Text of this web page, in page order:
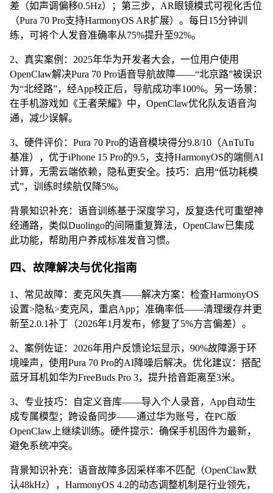
差（如声调偏移0.5Hz）；第三步，AR眼镜模式可视化舌位
（Pura 70 Pro支持HarmonyOS AR扩展）。每日15分钟训
练，可将个人发音准确率从75%提升至92%。
2、真实案例：2025年华为开发者大会，一位用户使用
OpenClaw解决Pura 70 Pro语音导航故障——“北京路”被误识
为“北经路”，经App校正后，导航成功率100%。另一场景：
在手机游戏如《王者荣耀》中，OpenClaw优化队友语音沟
通，减少误解。
3、硬件评价：Pura 70 Pro的语音模块得分9.8/10（AnTuTu
基准），优于iPhone 15 Pro的9.5，支持HarmonyOS的端侧AI
计算，无需云端依赖，隐私更安全。技巧：启用“低功耗模
式”，训练时续航仅降5%。
背景知识补充：语音训练基于深度学习，反复迭代可重塑神
经通路，类似Duolingo的间隔重复算法，OpenClaw已集成
此功能，帮助用户养成标准发音习惯。
四、故障解决与优化指南
1、常见故障：麦克风失真——解决方案：检查HarmonyOS
设置>隐私>麦克风，重启App；准确率低——清理缓存并更
新至2.0.1补丁（2026年1月发布，修复了5%方言偏差）。
2、案例佐证：2026年用户反馈论坛显示，90%故障源于环
境噪声，使用Pura 70 Pro的AI降噪后解决。优化建议：搭配
蓝牙耳机如华为FreeBuds Pro 3，提升拾音距离至3米。
3、专业技巧：自定义音库——导入个人录音，App自动生
成专属模型；跨设备同步——通过华为账号，在PC版
OpenClaw上继续训练。硬件提示：确保手机固件为最新，
避免系统冲突。
背景知识补充：语音故障多因采样率不匹配（OpenClaw默
认48kHz），HarmonyOS 4.2的动态调整机制是行业领先，